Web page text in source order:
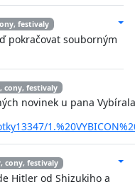
festivaly
pokračovat souborným
cony, festivaly
novinek u pana
cony, festivaly
Hitler od Shizukiho a